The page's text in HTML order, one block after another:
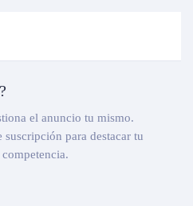
el anuncio tu mismo.
para destacar tu